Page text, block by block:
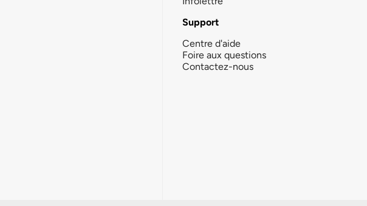
Support
Centre d'aide
Foire aux questions
Contactez-nous